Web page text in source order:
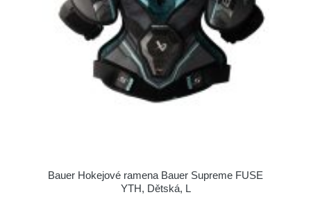
Bauer Hokejové ramena Bauer Supreme FUSE
YTH, Dětská, L